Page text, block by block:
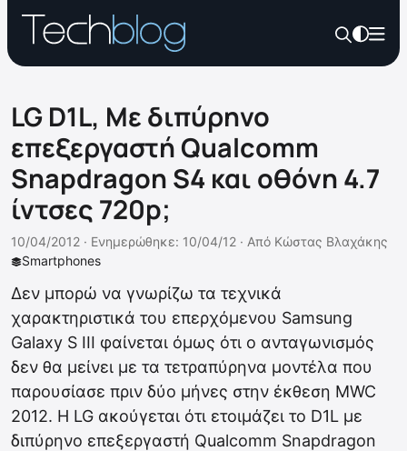
LG D1L, Με διπύρηνο
επεξεργαστή Qualcomm
Snapdragon S4 και οθόνη 4.7
ίντσες 720p;
Smartphones
10/04/2012 · Ενημερώθηκε: 10/04/12 · Από Κώστας Βλαχάκης
Δεν μπορώ να γνωρίζω τα τεχνικά
χαρακτηριστικά του επερχόμενου Samsung
Galaxy S III φαίνεται όμως ότι ο ανταγωνισμός
δεν θα μείνει με τα τετραπύρηνα μοντέλα που
παρουσίασε πριν δύο μήνες στην έκθεση MWC
2012. Η LG ακούγεται ότι ετοιμάζει το D1L με
διπύρηνο επεξεργαστή Qualcomm Snapdragon